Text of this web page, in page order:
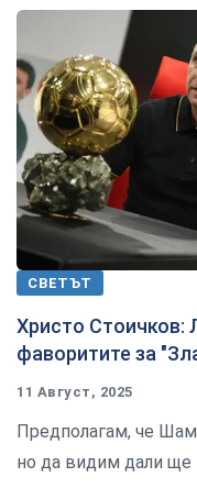
СВЕТЪТ
Христо Стоичков:
фаворитите за
11 Август, 2025
Предполагам, че
но да видим дали ще